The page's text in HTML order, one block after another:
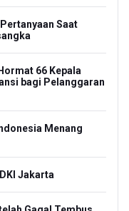
Saat
66 Kepala
bagi Pelanggaran
Menang
Jakarta